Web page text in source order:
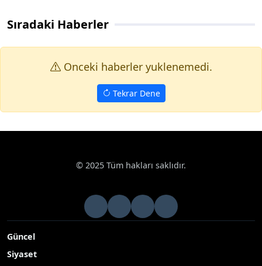
Sıradaki Haberler
Onceki haberler yuklenemedi.
Tekrar Dene
© 2025 Tüm hakları saklıdır.
Güncel
Siyaset